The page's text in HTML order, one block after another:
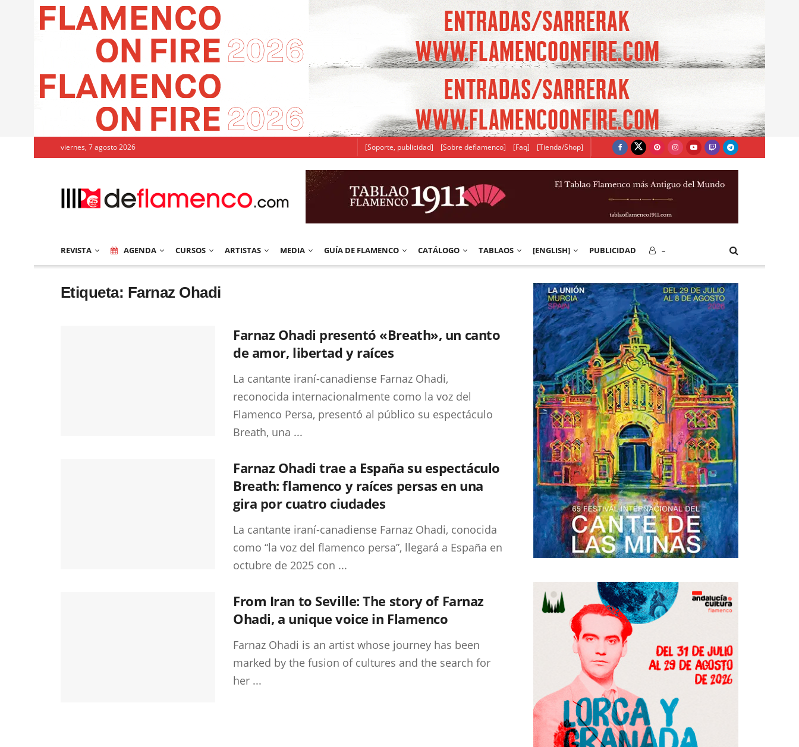
viernes, 7 agosto 2026 [Soporte, publicidad] [Sobre deflamenco] [Faq] [Tienda/Shop]
REVISTA AGENDA CURSOS ARTISTAS MEDIA GUÍA DE FLAMENCO CATÁLOGO TABLAOS [ENGLISH] PUBLICIDAD –
Etiqueta: Farnaz Ohadi
Farnaz Ohadi presentó «Breath», un canto
de amor, libertad y raíces
La cantante iraní-canadiense Farnaz Ohadi,
reconocida internacionalmente como la voz del
Flamenco Persa, presentó al público su espectáculo
Breath, una ...
Farnaz Ohadi trae a España su espectáculo
Breath: flamenco y raíces persas en una
gira por cuatro ciudades
La cantante iraní-canadiense Farnaz Ohadi, conocida
como “la voz del flamenco persa”, llegará a España en
octubre de 2025 con ...
From Iran to Seville: The story of Farnaz
Ohadi, a unique voice in Flamenco
Farnaz Ohadi is an artist whose journey has been
marked by the fusion of cultures and the search for
her ...